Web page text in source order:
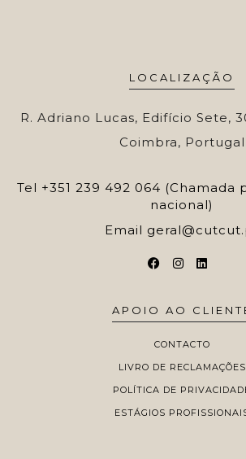
LOCALIZAÇÃO
R. Adriano Lucas, Edifício Sete,
Coimbra, Portugal
Tel +351 239 492 064 (Chamada
nacional)
Email
APOIO AO
CONTACTO
LIVRO DE RECLAMAÇÕES
POLÍTICA DE
ESTÁGIOS